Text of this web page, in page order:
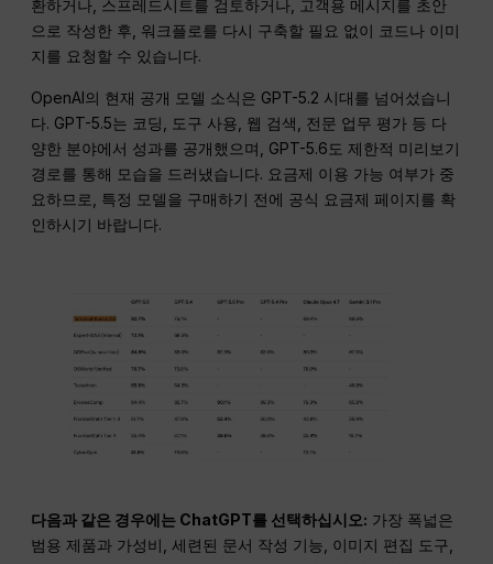
환하거나, 스프레드시트를 검토하거나, 고객용 메시지를 초안
으로 작성한 후, 워크플로를 다시 구축할 필요 없이 코드나 이미
지를 요청할 수 있습니다.
OpenAI의 현재 공개 모델 소식은 GPT-5.2 시대를 넘어섰습니
다. GPT-5.5는 코딩, 도구 사용, 웹 검색, 전문 업무 평가 등 다
양한 분야에서 성과를 공개했으며, GPT-5.6도 제한적 미리보기
경로를 통해 모습을 드러냈습니다. 요금제 이용 가능 여부가 중
요하므로, 특정 모델을 구매하기 전에 공식 요금제 페이지를 확
인하시기 바랍니다.
다음과 같은 경우에는 ChatGPT를 선택하십시오: 가장 폭넓은
범용 제품과 가성비, 세련된 문서 작성 기능, 이미지 편집 도구,